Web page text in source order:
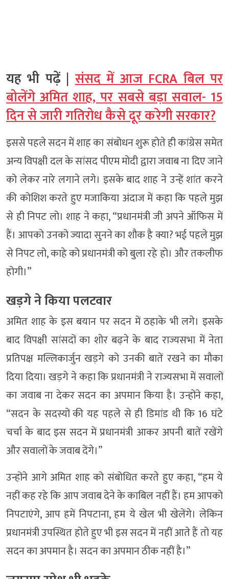
यह भी पढ़ें |संसद में आज FCRA बिल पर
बोलेंगे अमित शाह, पर सबसे बड़ा सवाल- 15
दिन से जारी गतिरोध कैसे दूर करेगी सरकार?
इससे पहले सदन में शाह का संबोधन शुरू होते ही कांग्रेस समेत
अन्य विपक्षी दल के सांसद पीएम मोदी द्वारा जवाब ना दिए जाने
को लेकर नारे लगाने लगे। इसके बाद शाह ने उन्हें शांत करने
की कोशिश करते हुए मजाकिया अंदाज में कहा कि पहले मुझ
से ही निपट लो। शाह ने कहा, “प्रधानमंत्री जी अपने ऑफिस में
हैं। आपको उनको ज्यादा सुनने का शौक है क्या? भई पहले मुझ
से निपट लो, काहे को प्रधानमंत्री को बुला रहे हो। और तकलीफ
होगी।”
खड़गे ने किया पलटवार
अमित शाह के इस बयान पर सदन में ठहाके भी लगे। इसके
बाद विपक्षी सांसदों का शोर बढ़ने के बाद राज्यसभा में नेता
प्रतिपक्ष मल्लिकार्जुन खड़गे को उनकी बातें रखने का मौका
दिया दिया। खड़गे ने कहा कि प्रधानमंत्री ने राज्यसभा में सवालों
का जवाब ना देकर सदन का अपमान किया है। उन्होंने कहा,
“सदन के सदस्यों की यह पहले से ही डिमांड थी कि 16 घंटे
चर्चा के बाद इस सदन में प्रधानमंत्री आकर अपनी बातें रखेंगे
और सवालों के जवाब देंगे।”
उन्होंने आगे अमित शाह को संबोधित करते हुए कहा, “हम ये
नहीं कह रहे कि आप जवाब देने के काबिल नहीं हैं। हम आपको
निपटाएंगे, आप हमें निपटाना, हम ये खेल भी खेलेंगे। लेकिन
प्रधानमंत्री उपस्थित होते हुए भी इस सदन में नहीं आते हैं तो यह
सदन का अपमान है। सदन का अपमान ठीक नहीं है।”